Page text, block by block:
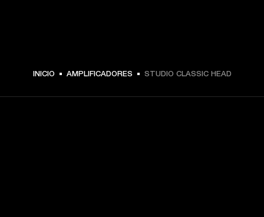
INICIO AMPLIFICADORES STUDIO CLASSIC HEAD